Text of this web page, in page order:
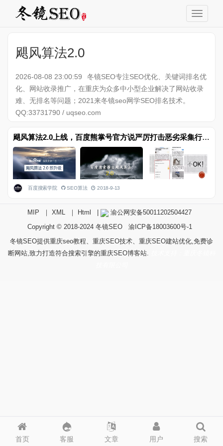
飓风算法2.0
2026-08-08 23:00:59
冬镜SEO专注SEO优化、关键词排名优
化、网站收录推广，在重庆为众多中小型企业解决了网站收录
难、无排名等问题；2021来冬镜seo网学SEO排名技术。
QQ:33731790 / uqseo.com
飓风算法2.0上线，百度熊掌号官方说严厉打击恶劣采集行为
百度搜索学院 SEO算法 2018-9-13
首页 客服 文章 用户 搜索
MIP ｜ XML ｜ Html
渝公网安备50011202504427
Copyright © 2018-2024 冬镜SEO
渝ICP备18003600号-1
冬镜SEO提供重庆seo教程、重庆SEO技术、重庆SEO建站优化,免费诊
断网站,致力打造符合搜索引擎的重庆SEO博客站.